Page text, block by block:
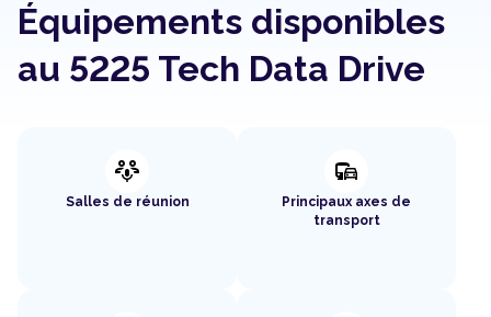
Équipements disponibles
au 5225 Tech Data Drive
adaptive_audio_mic
Salles de réunion
commute
Principaux axes de
transport